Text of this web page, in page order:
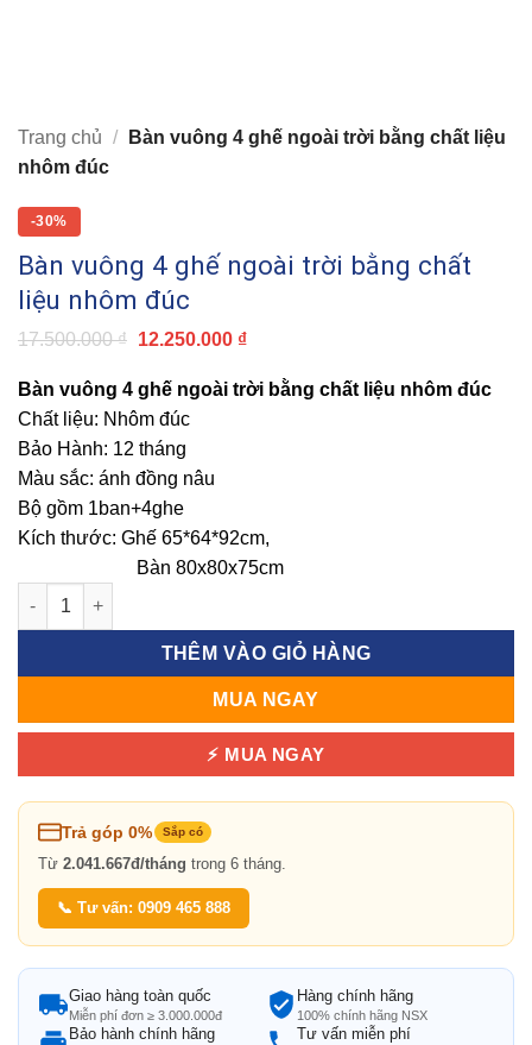
Trang chủ /
Bàn vuông 4 ghế ngoài trời bằng chất liệu
nhôm đúc
-30%
Bàn vuông 4 ghế ngoài trời bằng chất
liệu nhôm đúc
17.500.000₫ Giá
17.500.000 ₫.
12.250.000 ₫Giá
tại
là:
Bàn vuông 4 ghế ngoài trời bằng chất liệu nhôm đúc
Chất liệu: Nhôm đúc
Bảo Hành: 12 tháng
Màu sắc: ánh đồng nâu
Bộ gồm 1ban+4ghe
Kích thước: Ghế 65*64*92cm,
Bàn 80x80x75cm
Bàn vuông 4 ghế ngoài trời bằng chất liệu nhôm đúc số lượng
THÊM VÀO GIỎ HÀNG
MUA NGAY
⚡ MUA NGAY
Trả góp 0% Sắp có
Từ 2.041.667đ/tháng trong 6 tháng.
📞 Tư vấn: 0909 465 888
Giao hàng toàn quốc
Miễn phí đơn ≥ 3.000.000đ
Hàng chính hãng
100% chính hãng NSX
Bảo hành chính hãng Tư vấn miễn phí